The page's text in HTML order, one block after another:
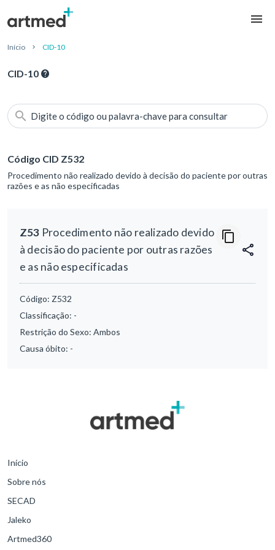
Início CID-10
CID-10
Digite o código ou palavra-chave para consultar
Código CID Z532
Procedimento não realizado devido à decisão do paciente por outras
razões e as não especificadas
Z53 Procedimento não realizado devido
à decisão do paciente por outras razões
e as não especificadas
Código: Z532
Classificação: -
Restrição do Sexo: Ambos
Causa óbito: -
Início
Sobre nós
SECAD
Jaleko
Artmed360